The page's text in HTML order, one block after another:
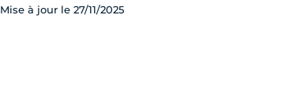
Mise à jour le 27/11/2025